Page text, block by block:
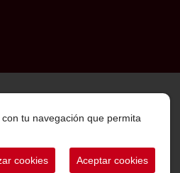
tu navegación que permita
cookies Aceptar cookies